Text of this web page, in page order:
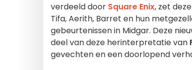
verdeeld door Square Enix, zet
Tifa, Aerith, Barret en hun
gebeurtenissen in Midgar. Deze
deel van deze herinterpretatie van
gevechten en een doorlopend